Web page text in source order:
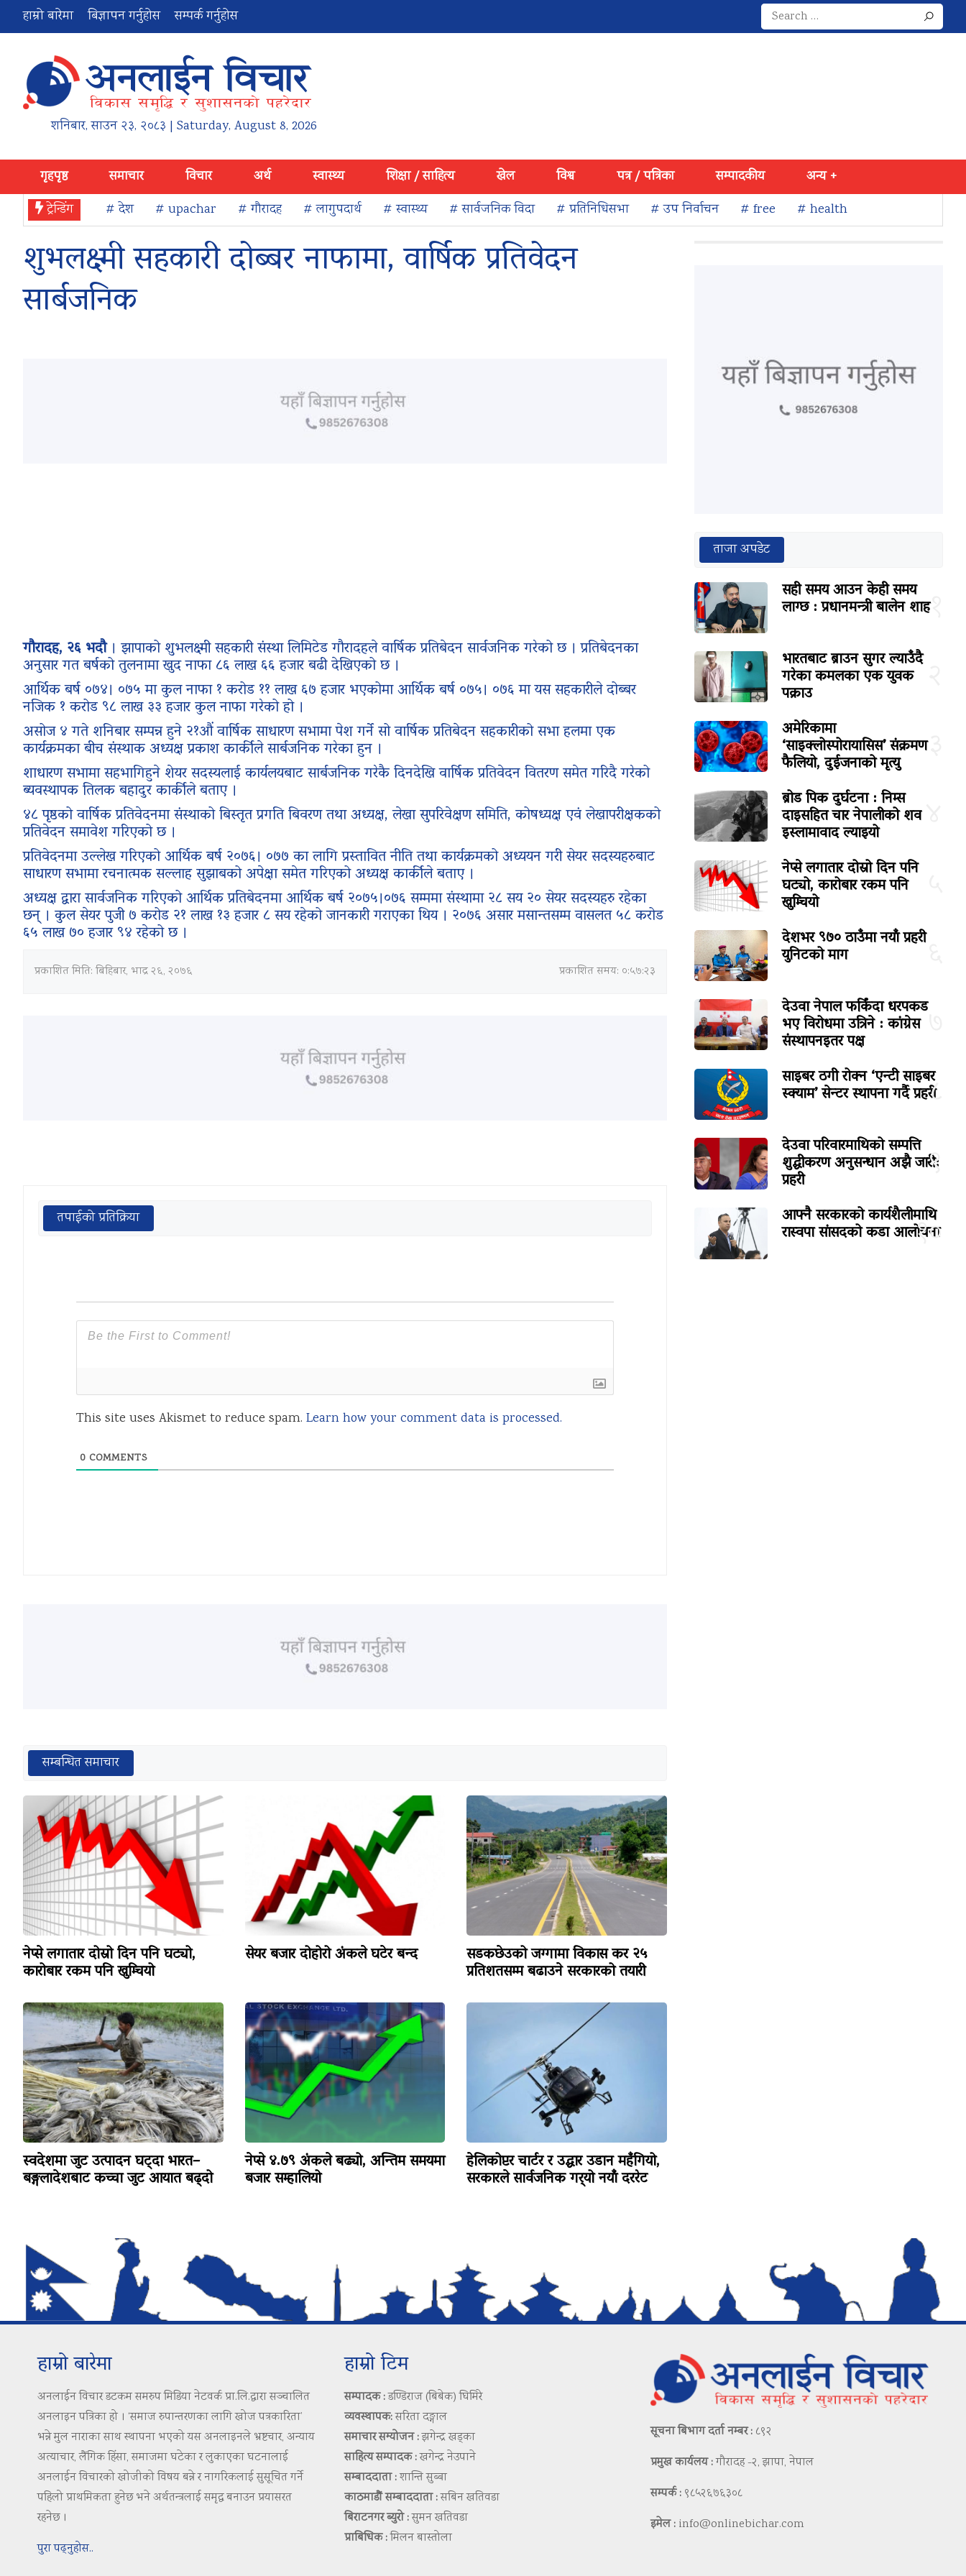
हाम्रो बारेमा बिज्ञापन गर्नुहोस सम्पर्क गर्नुहोस
Search
for:
शनिबार,साउन २३, २०८३ | Saturday, August 8, 2026
गृहपृष्ठ समाचार विचार अर्थ स्वास्थ्य शिक्षा / साहित्य खेल विश्व पत्र / पत्रिका सम्पादकीय
अन्य +
ट्रेन्डिंग
# देश # upachar # गौरादह # लागुपदार्थ # स्वास्थ्य # सार्वजनिक विदा # प्रतिनिधिसभा # उप निर्वाचन # free # health
शुभलक्ष्मी सहकारी दोब्बर नाफामा, वार्षिक प्रतिवेदन
सार्बजनिक
गौरादह, २६ भदौ। झापाको शुभलक्ष्मी सहकारी संस्था लिमिटेड गौरादहले वार्षिक प्रतिबेदन सार्वजनिक गरेको छ । प्रतिबेदनका
अनुसार गत बर्षको तुलनामा खुद नाफा ८६ लाख ६६ हजार बढी देखिएको छ ।
आर्थिक बर्ष ०७४। ०७५ मा कुल नाफा १ करोड ११ लाख ६७ हजार भएकोमा आर्थिक बर्ष ०७५। ०७६ मा यस सहकारीले दोब्बर
नजिक १ करोड ९८ लाख ३३ हजार कुल नाफा गरेको हो ।
असोज ४ गते शनिबार सम्पन्न हुने २१औं वार्षिक साधारण सभामा पेश गर्ने सो वार्षिक प्रतिबेदन सहकारीको सभा हलमा एक
कार्यक्रमका बीच संस्थाक अध्यक्ष प्रकाश कार्कीले सार्बजनिक गरेका हुन ।
शाधारण सभामा सहभागिहुने शेयर सदस्यलाई कार्यलयबाट सार्बजनिक गरेकै दिनदेखि वार्षिक प्रतिवेदन वितरण समेत गरिदै गरेको
ब्यवस्थापक तिलक बहादुर कार्कीले बताए ।
४८ पृष्ठको वार्षिक प्रतिवेदनमा संस्थाको बिस्तृत प्रगति बिवरण तथा अध्यक्ष, लेखा सुपरिवेक्षण समिति, कोषध्यक्ष एवं लेखापरीक्षकको
प्रतिवेदन समावेश गरिएको छ ।
प्रतिवेदनमा उल्लेख गरिएको आर्थिक बर्ष २०७६। ०७७ का लागि प्रस्तावित नीति तथा कार्यक्रमको अध्ययन गरी सेयर सदस्यहरुबाट
साधारण सभामा रचनात्मक सल्लाह सुझाबको अपेक्षा समेत गरिएको अध्यक्ष कार्कीले बताए ।
अध्यक्ष द्वारा सार्वजनिक गरिएको आर्थिक प्रतिबेदनमा आर्थिक बर्ष २०७५।०७६ सम्ममा संस्थामा २८ सय २० सेयर सदस्यहरु रहेका
छन् । कुल सेयर पुजी ७ करोड २१ लाख १३ हजार ८ सय रहेको जानकारी गराएका थिय । २०७६ असार मसान्तसम्म वासलत ५८ करोड
६५ लाख ७० हजार ९४ रहेको छ ।
प्रकाशित मिति: बिहिबार, भाद्र २६, २०७६ प्रकाशित समय: ०:५७:२३
तपाईको प्रतिक्रिया
This site uses Akismet to reduce spam. Learn how your comment data is processed.
0 COMMENTS
सम्बन्धित समाचार
नेप्से लगातार दोस्रो दिन पनि घट्यो,
कारोबार रकम पनि खुम्चियो
सेयर बजार दोहोरो अंकले घटेर बन्द सडकछेउको जग्गामा विकास कर २५
प्रतिशतसम्म बढाउने सरकारको तयारी
स्वदेशमा जुट उत्पादन घट्दा भारत–
बङ्गलादेशबाट कच्चा जुट आयात बढ्दो
नेप्से ४.७९ अंकले बढ्यो, अन्तिम समयमा
बजार सम्हालियो
हेलिकोप्टर चार्टर र उद्धार उडान महँगियो,
सरकारले सार्वजनिक गर्‍यो नयाँ दररेट
ताजा अपडेट
१
सही समय आउन केही समय
लाग्छ : प्रधानमन्त्री बालेन शाह
भारतबाट ब्राउन सुगर ल्याउँदै
गरेका कमलका एक युवक
पक्राउ
३
अमेरिकामा
‘साइक्लोस्पोरायासिस’ संक्रमण
फैलियो, दुईजनाको मृत्यु
ब्रोड पिक दुर्घटना : निम्स
दाइसहित चार नेपालीको शव
इस्लामावाद ल्याइयो
नेप्से लगातार दोस्रो दिन पनि
घट्यो, कारोबार रकम पनि
खुम्चियो
देशभर ९७० ठाउँमा नयाँ प्रहरी
युनिटको माग
७
देउवा नेपाल फर्किंदा धरपकड
भए विरोधमा उत्रिने : कांग्रेस
संस्थापनइतर पक्ष
८
साइबर ठगी रोक्न ‘एन्टी साइबर
स्क्याम’ सेन्टर स्थापना गर्दै प्रहरी
९
देउवा परिवारमाथिको सम्पत्ति
शुद्धीकरण अनुसन्धान अझै जारी:
प्रहरी
१०
आफ्नै सरकारको कार्यशैलीमाथि
रास्वपा सांसदको कडा आलोचना
हाम्रो बारेमा
अनलाईन विचार डटकम समरुप मिडिया नेटवर्क प्रा.लि.द्वारा सञ्चालित
अनलाइन पत्रिका हो । ‘समाज रुपान्तरणका लागि खोज पत्रकारिता’
भन्ने मुल नाराका साथ स्थापना भएको यस अनलाइनले भ्रष्टचार, अन्याय
अत्याचार, लैंगिक हिंसा, समाजमा घटेका र लुकाएका घटनालाई
अनलाईन विचारको खोजीको विषय बन्ने र नागरिकलाई सुसूचित गर्ने
पहिलो प्राथमिकता हुनेछ भने अर्थतन्त्रलाई समृद्ध बनाउन प्रयासरत
रहनेछ ।
पुरा पढ्नुहोस..
हाम्रो टिम
सम्पादक :डण्डिराज (बिबेक) घिमिरे
व्यवस्थापक:सरिता दङ्गाल
समाचार सम्योजन :झगेन्द्र खड्का
साहित्य सम्पादक :खगेन्द्र नेउपाने
सम्बाददाता :शान्ति सुब्बा
काठमाडौं सम्बाददाता :सबिन खतिवडा
बिराटनगर ब्युरो :सुमन खतिवडा
प्राबिधिक :मिलन बास्तोला
सूचना बिभाग दर्ता नम्बर : ८९२
प्रमुख कार्यलय :गौरादह -२, झापा, नेपाल
सम्पर्क : ९८५२६७६३०८
इमेल : info@onlinebichar.com